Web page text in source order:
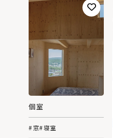
個室
#窓#寝室